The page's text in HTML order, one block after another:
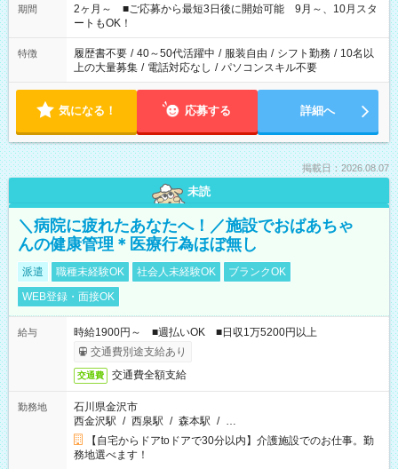
たい」 「できれば残業はしたくない」 など、ご希望があれば教
えてくださいね。 ※Wワーク希望の方へ 今ご覧のお仕事で希望
する勤務時間と、もう1つのお仕事の勤務時間。 合計で週40時
間を超える場合は応募できません
期間
2ヶ月～ ■ご応募から最短3日後に開始可能 9月～、10月スタ
ートもOK！
特徴 履歴書不要 / 40～50代活躍中 / 服装自由 / シフト勤務 / 10名以
上の大量募集 / 電話対応なし / パソコンスキル不要
気になる！ 応募する 詳細へ
掲載日：2026.08.07
未読
＼病院に疲れたあなたへ！／施設でおばあちゃ
んの健康管理＊医療行為ほぼ無し
派遣 職種未経験OK 社会人未経験OK
ブランクOK
WEB登録・面接OK
給与
時給1900円～ ■週払いOK ■日収1万5200円以上
交通費別途支給あり
交通費 交通費全額支給
勤務地
石川県金沢市
西金沢駅 / 西泉駅 / 森本駅 / …
【自宅からドアtoドアで30分以内】介護施設でのお仕事。勤
務地選べます！